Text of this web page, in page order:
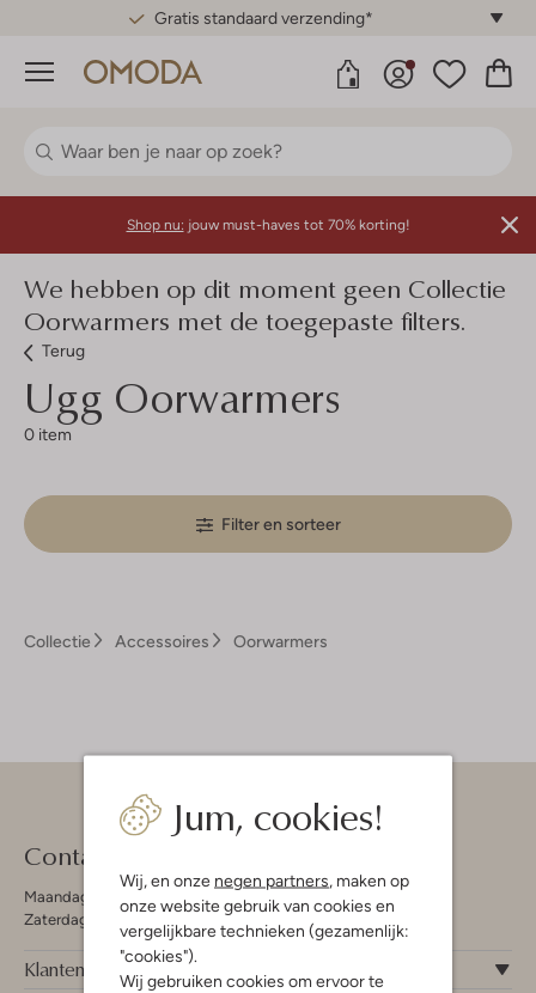
Gratis standaard verzending*
Menu
Jum, cookies!
Wij, en onze negen partners , maken op
onze website gebruik van cookies en
vergelijkbare technieken (gezamenlijk:
"cookies").
Wij gebruiken cookies om ervoor te
Shop nu: jouw must-haves tot 70% korting!
We hebben op dit moment geen Collectie
Oorwarmers met de toegepaste filters.
Terug
Ugg Oorwarmers
0 item
Filter en sorteer
Collectie Accessoires Oorwarmers
Contact
Maandag - Vrijdag 09:00 - 19:00 uur
Zaterdag 09:00 - 17:00 uur
Klantenservice